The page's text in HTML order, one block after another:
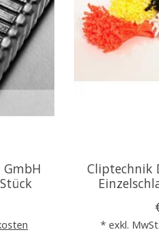
Cliptechnik
* exkl.